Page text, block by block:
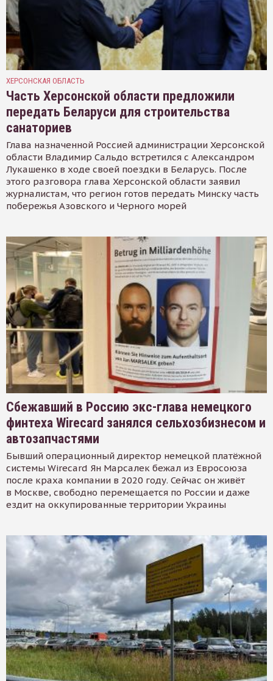
ХЕРСОНСКАЯ ОБЛАСТЬ
Часть Херсонской области предложили
передать Беларуси для строительства
санаториев
Глава назначенной Россией администрации Херсонской
области Владимир Сальдо встретился с Александром
Лукашенко в ходе своей поездки в Беларусь. После
этого разговора глава Херсонской области заявил
журналистам, что регион готов передать Минску часть
побережья Азовского и Черного морей
Сбежавший в Россию экс-глава немецкого
финтеха Wirecard занялся сельхозбизнесом и
автозапчастями
Бывший операционный директор немецкой платёжной
системы Wirecard Ян Марсалек бежал из Евросоюза
после краха компании в 2020 году. Сейчас он живёт
в Москве, свободно перемещается по России и даже
ездит на оккупированные территории Украины